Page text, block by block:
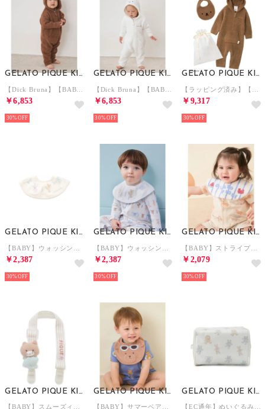
GELATO PIQUE KIDS & BABY
￥6,853
30%
GELATO PIQUE KIDS & BABY
￥6,853
30%
GELATO PIQUE KIDS & BABY
￥9,317
30%
GELATO PIQUE KIDS & BABY
￥2,387
30%
GELATO PIQUE KIDS & BABY
￥2,387
30%
GELATO PIQUE KIDS & BABY
￥2,079
30%
GELATO PIQUE KIDS & BABY GELATO PIQUE KIDS & BABY GELATO PIQUE KIDS & BABY